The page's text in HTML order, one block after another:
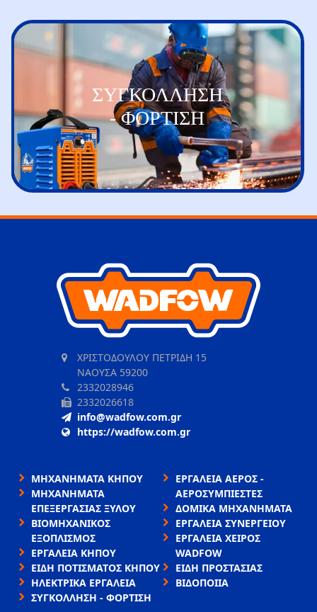
ΕΡΓΑΛΕΙΑ
ΣΥΝΕΡΓΕΙΟΥ
ΧΡΙΣΤΟΔΟΥΛΟΥ ΠΕΤΡΙΔΗ 15
ΝΑΟΥΣΑ 59200
2332028946
2332026618
info@wadfow.com.gr
https://wadfow.com.gr
ΜΗΧΑΝΗΜΑΤΑ ΚΗΠΟΥ
ΜΗΧΑΝΗΜΑΤΑ
ΕΠΕΞΕΡΓΑΣΙΑΣ ΞΥΛΟΥ
ΒΙΟΜΗΧΑΝΙΚΟΣ
ΕΞΟΠΛΙΣΜΟΣ
ΕΡΓΑΛΕΙΑ ΚΗΠΟΥ
ΕΙΔΗ ΠΟΤΙΣΜΑΤΟΣ ΚΗΠΟΥ
ΗΛΕΚΤΡΙΚΑ ΕΡΓΑΛΕΙΑ
ΣΥΓΚΟΛΛΗΣΗ - ΦΟΡΤΙΣΗ
ΕΡΓΑΛΕΙΑ ΑΕΡΟΣ -
ΑΕΡΟΣΥΜΠΙΕΣΤΕΣ
ΔΟΜΙΚΑ ΜΗΧΑΝΗΜΑΤΑ
ΕΡΓΑΛΕΙΑ ΣΥΝΕΡΓΕΙΟΥ
ΕΡΓΑΛΕΙΑ ΧΕΙΡΟΣ
WADFOW
ΕΙΔΗ ΠΡΟΣΤΑΣΙΑΣ
ΒΙΔΟΠΟΙΙΑ